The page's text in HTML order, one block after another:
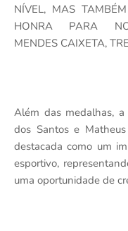
NÍVEL, MAS
HONRA PARA
MENDES CAIXETA,
Além das medalhas, a
dos Santos e
destacada como um
esportivo,
uma oportunidade de